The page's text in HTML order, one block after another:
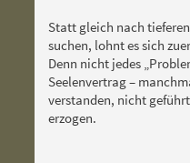
Statt gleich nach
suchen, lohnt es sich
Denn nicht jedes
Seelenvertrag –
verstanden, nicht
erzogen.